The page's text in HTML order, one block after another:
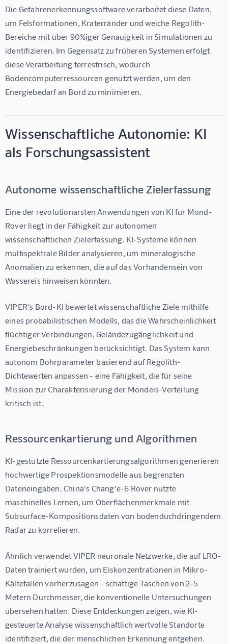
Die Gefahrenerkennungssoftware verarbeitet diese Daten,
um Felsformationen, Kraterränder und weiche Regolith-
Bereiche mit über 90%iger Genauigkeit in Simulationen zu
identifizieren. Im Gegensatz zu früheren Systemen erfolgt
diese Verarbeitung terrestrisch, wodurch
Bodencomputerressourcen genutzt werden, um den
Energiebedarf an Bord zu minimieren.
Wissenschaftliche Autonomie: KI
als Forschungsassistent
Autonome wissenschaftliche Zielerfassung
Eine der revolutionärsten Anwendungen von KI für Mond-
Rover liegt in der Fähigkeit zur autonomen
wissenschaftlichen Zielerfassung. KI-Systeme können
multispektrale Bilder analysieren, um mineralogische
Anomalien zu erkennen, die auf das Vorhandensein von
Wassereis hinweisen könnten.
VIPER's Bord-KI bewertet wissenschaftliche Ziele mithilfe
eines probabilistischen Modells, das die Wahrscheinlichkeit
flüchtiger Verbindungen, Geländezugänglichkeit und
Energiebeschränkungen berücksichtigt. Das System kann
autonom Bohrparameter basierend auf Regolith-
Dichtewerten anpassen - eine Fähigkeit, die für seine
Mission zur Charakterisierung der Mondeis-Verteilung
kritisch ist.
Ressourcenkartierung und Algorithmen
KI-gestützte Ressourcenkartierungsalgorithmen generieren
hochwertige Prospektionsmodelle aus begrenzten
Dateneingaben. China's Chang'e-6 Rover nutzte
maschinelles Lernen, um Oberflächenmerkmale mit
Subsurface-Kompositionsdaten von bodenduchdringendem
Radar zu korrelieren.
Ähnlich verwendet VIPER neuronale Netzwerke, die auf LRO-
Daten trainiert wurden, um Eiskonzentrationen in Mikro-
Kältefallen vorherzusagen - schattige Taschen von 2-5
Metern Durchmesser, die konventionelle Untersuchungen
übersehen hatten. Diese Entdeckungen zeigen, wie KI-
gesteuerte Analyse wissenschaftlich wertvolle Standorte
identifiziert, die der menschlichen Erkennung entgehen.